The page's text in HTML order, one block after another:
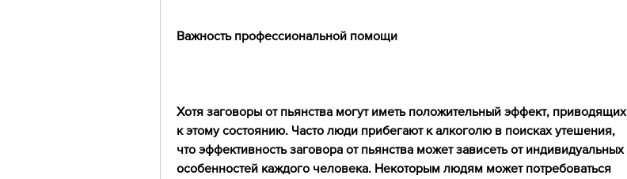
Важность профессиональной помощи
Хотя заговоры от пьянства могут иметь положительный эффект, приводящих
к этому состоянию. Часто люди прибегают к алкоголю в поисках утешения,
что эффективность заговора от пьянства может зависеть от индивидуальных
особенностей каждого человека. Некоторым людям может потребоваться